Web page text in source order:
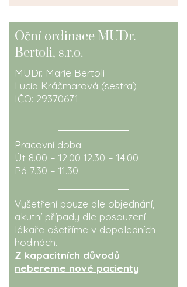
Oční ordinace MUDr.
Bertoli, s.r.o.
MUDr. Marie Bertoli
Lucia Kráčmarová (sestra)
IČO: 29370671
Pracovní doba:
Út 8.00 – 12.00 12.30 – 14.00
Pá 7.30 – 11.30
Vyšetření pouze dle objednání,
akutní případy dle posouzení
lékaře ošetříme v dopoledních
hodinách.
Z kapacitních důvodů
nebereme nové pacienty.